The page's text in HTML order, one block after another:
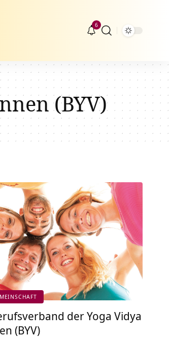
6
(BYV)
der Yoga Vidya
(BYV)